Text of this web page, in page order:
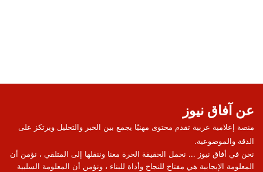
عن آفاق نيوز
منصة إعلامية عربية تقدم محتوى مهنيًا يجمع بين الخبر والتحليل ويرتكز على
الدقة والموضوعية.
نحن في أفاق نيوز ... نحمل الحقيقة الحرة معنا وننقلها إلى المتلقي ، نؤمن أن
المعلومة الإيجابية هي مفتاح للنجاح وأداة للبناء ، ونؤمن أن المعلومة السلبية